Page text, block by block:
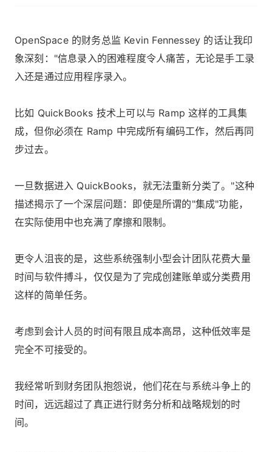
OpenSpace 的财务总监 Kevin Fennessey 的话让我印
象深刻："信息录入的困难程度令人痛苦，无论是手工录
入还是通过应用程序录入。
比如 QuickBooks 技术上可以与 Ramp 这样的工具集
成，但你必须在 Ramp 中完成所有编码工作，然后再同
步过去。
一旦数据进入 QuickBooks，就无法重新分类了。"这种
描述揭示了一个深层问题：即使是所谓的"集成"功能，
在实际使用中也充满了摩擦和限制。
更令人沮丧的是，这些系统强制小型会计团队花费大量
时间与软件搏斗，仅仅是为了完成创建账单或分类费用
这样的简单任务。
考虑到会计人员的时间有限且成本高昂，这种低效率是
完全不可接受的。
我经常听到财务团队抱怨说，他们花在与系统斗争上的
时间，远远超过了真正进行财务分析和战略规划的时
间。